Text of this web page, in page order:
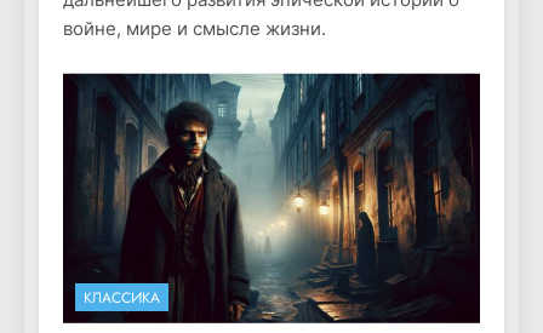
войне, мире и смысле жизни.
КЛАССИКА